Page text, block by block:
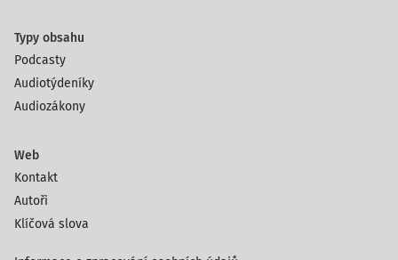
Typy obsahu
Podcasty
Audiotýdeníky
Audiozákony
Web
Kontakt
Autoři
Klíčová slova